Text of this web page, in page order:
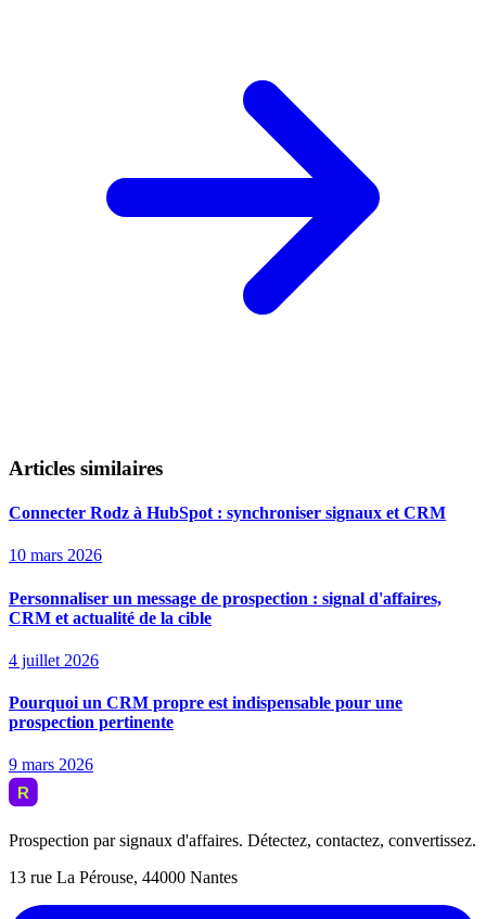
Articles similaires
Connecter Rodz à HubSpot : synchroniser signaux et CRM
10 mars 2026
Personnaliser un message de prospection : signal d'affaires,
CRM et actualité de la cible
4 juillet 2026
Pourquoi un CRM propre est indispensable pour une
prospection pertinente
9 mars 2026
Prospection par signaux d'affaires. Détectez, contactez, convertissez.
13 rue La Pérouse, 44000 Nantes